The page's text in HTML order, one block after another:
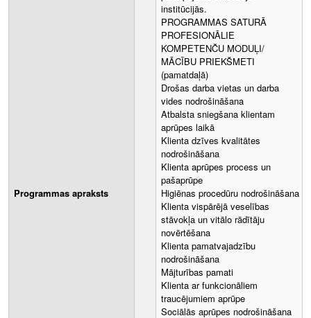
Programmas apraksts
institūcijās.
PROGRAMMAS SATURĀ
PROFESIONĀLIE
KOMPETENČU MODUĻI/
MĀCĪBU PRIEKŠMETI
(pamatdaļā)
Drošas darba vietas un darba
vides nodrošināšana
Atbalsta sniegšana klientam
aprūpes laikā
Klienta dzīves kvalitātes
nodrošināšana
Klienta aprūpes process un
pašaprūpe
Higiēnas procedūru nodrošināšana
Klienta vispārējā veselības
stāvokļa un vitālo rādītāju
novērtēšana
Klienta pamatvajadzību
nodrošināšana
Mājturības pamati
Klienta ar funkcionāliem
traucējumiem aprūpe
Sociālās aprūpes nodrošināšana